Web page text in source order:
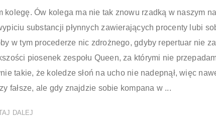
kolegę. Ów kolega ma nie tak znowu rzadką w naszym
substancji płynnych zawierających procenty lubi
w tym procederze nic zdrożnego, gdyby repertuar nie
piosenek zespołu Queen, za którymi nie
takie, że koledze słoń na ucho nie nadepnął, więc
fałsze, ale gdy znajdzie sobie kompana w ...
DALEJ